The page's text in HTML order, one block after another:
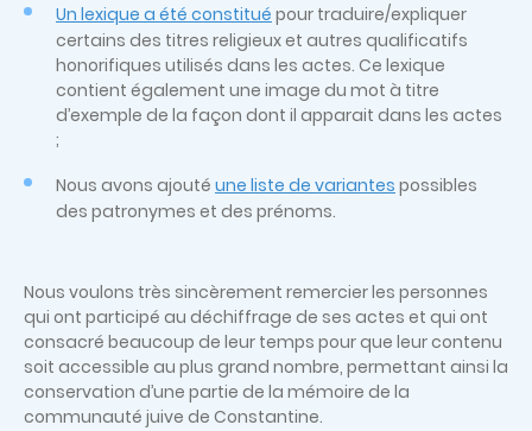
Un lexique a été constitué pour traduire/expliquer
certains des titres religieux et autres qualificatifs
honorifiques utilisés dans les actes. Ce lexique
contient également une image du mot à titre
d’exemple de la façon dont il apparait dans les actes
;
Nous avons ajouté une liste de variantes possibles
des patronymes et des prénoms.
Nous voulons très sincèrement remercier les personnes
qui ont participé au déchiffrage de ses actes et qui ont
consacré beaucoup de leur temps pour que leur contenu
soit accessible au plus grand nombre, permettant ainsi la
conservation d’une partie de la mémoire de la
communauté juive de Constantine.